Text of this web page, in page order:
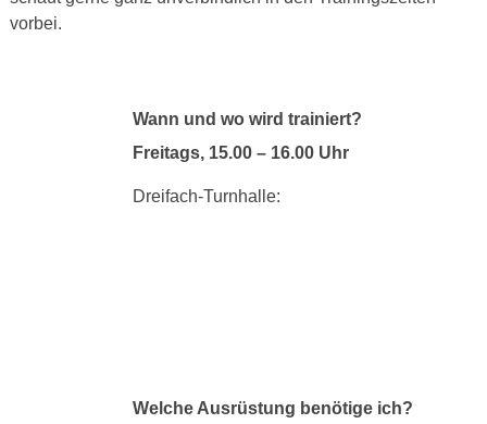
vorbei.
Wann und wo wird trainiert?
Freitags, 15.00 – 16.00 Uhr
Dreifach-Turnhalle:
Welche Ausrüstung benötige ich?